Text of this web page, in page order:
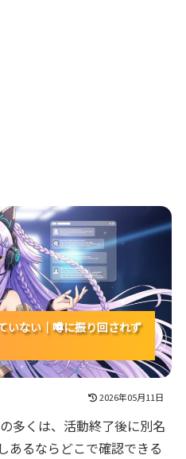
ていない｜噂に振り回さ
法は？
いない｜噂に振り回されず
いない｜噂に振り回されず
いない｜噂に振り回されず
2026年05月11日
多くは、活動終了後に別名
あるならどこで確認できる